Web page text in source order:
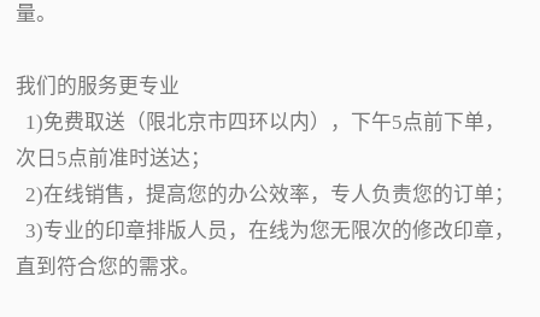
量。
我们的服务更专业
1)免费取送（限北京市四环以内），下午5点前下单，
次日5点前准时送达；
2)在线销售，提高您的办公效率，专人负责您的订单；
3)专业的印章排版人员，在线为您无限次的修改印章，
直到符合您的需求。